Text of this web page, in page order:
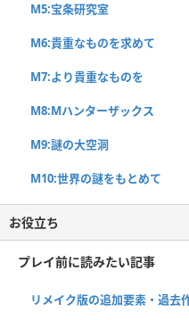
M5:宝条研究室
M6:貴重なものを求めて
M7:より貴重なものを
M8:Mハンターザックス
M9:謎の大空洞
M10:世界の謎をもとめて
お役立ち
プレイ前に読みたい記事
リメイク版の追加要素・過去